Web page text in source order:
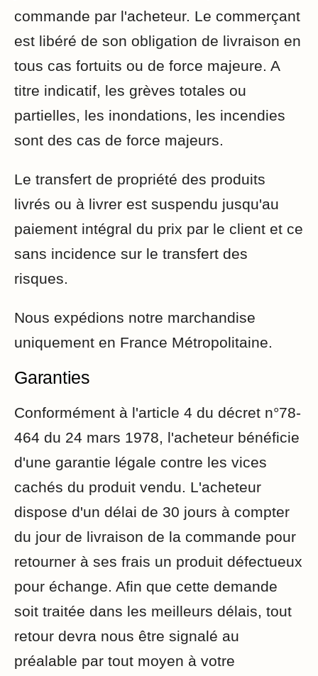
commande par l'acheteur. Le commerçant
est libéré de son obligation de livraison en
tous cas fortuits ou de force majeure. A
titre indicatif, les grèves totales ou
partielles, les inondations, les incendies
sont des cas de force majeurs.
Le transfert de propriété des produits
livrés ou à livrer est suspendu jusqu'au
paiement intégral du prix par le client et ce
sans incidence sur le transfert des
risques.
Nous expédions notre marchandise
uniquement en France Métropolitaine.
Garanties
Conformément à l'article 4 du décret n°78-
464 du 24 mars 1978, l'acheteur bénéficie
d'une garantie légale contre les vices
cachés du produit vendu. L'acheteur
dispose d'un délai de 30 jours à compter
du jour de livraison de la commande pour
retourner à ses frais un produit défectueux
pour échange. Afin que cette demande
soit traitée dans les meilleurs délais, tout
retour devra nous être signalé au
préalable par tout moyen à votre